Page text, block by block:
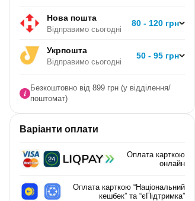
Нова пошта
Відправимо сьогодні
80 - 120 грн
Укрпошта
Відправимо сьогодні
50 - 95 грн
Безкоштовно від 899 грн (у відділення/
поштомат)
Варіанти оплати
Оплата карткою
онлайн
Оплата карткою “Національний
кешбек” та “єПідтримка”